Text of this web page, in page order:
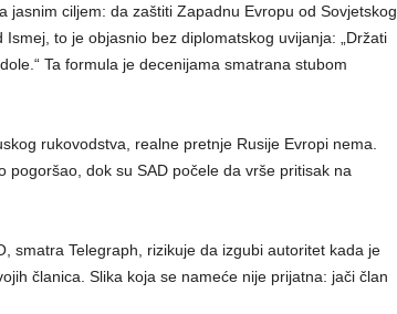
jasnim ciljem: da zaštiti Zapadnu Evropu od Sovjetskog
to je objasnio bez diplomatskog uvijanja: „Držati
Ta formula je decenijama smatrana stubom
rukovodstva, realne pretnje Rusije Evropi nema.
pogoršao, dok su SAD počele da vrše pritisak na
smatra Telegraph, rizikuje da izgubi autoritet kada je
članica. Slika koja se nameće nije prijatna: jači član